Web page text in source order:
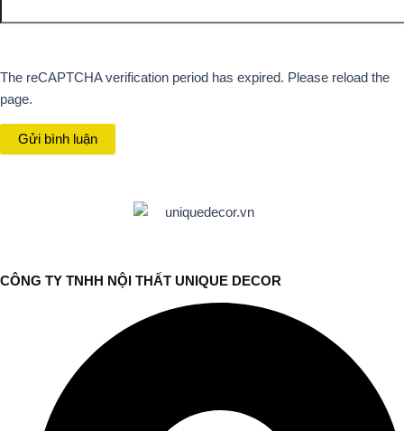
The reCAPTCHA verification period has expired. Please reload the
page.
CÔNG TY TNHH NỘI THẤT UNIQUE DECOR